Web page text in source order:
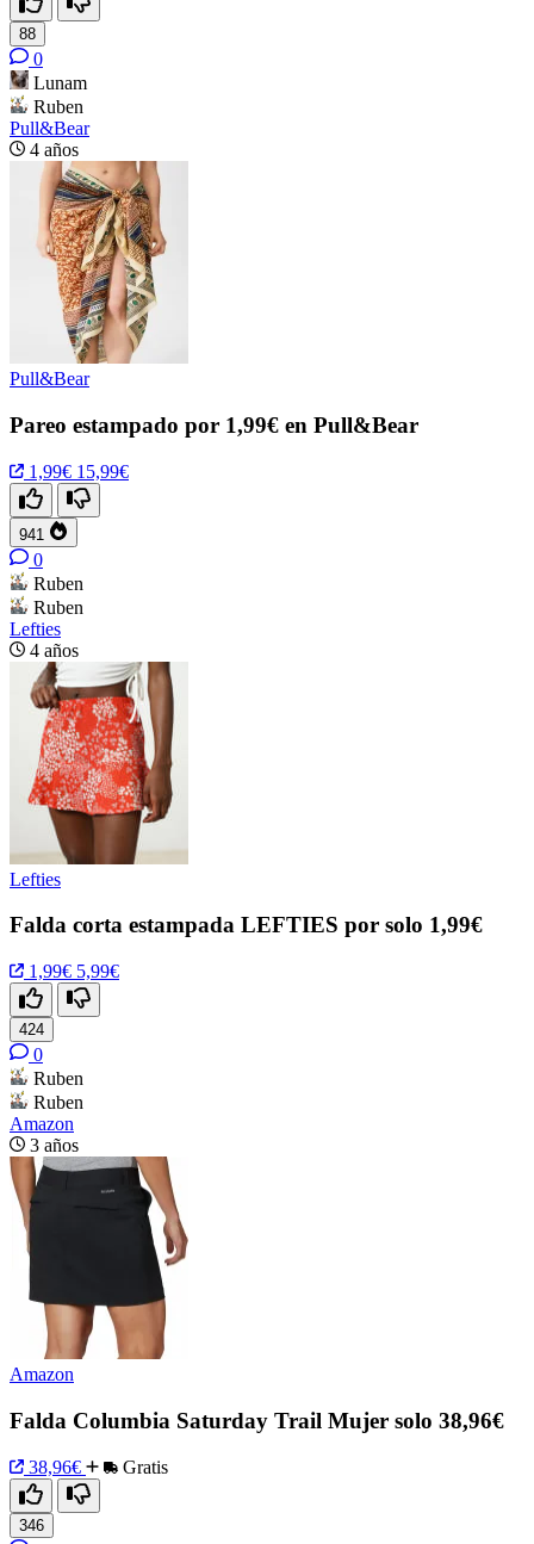
88
0
Lunam
Ruben
Pull&Bear
4 años
Pull&Bear
Pareo estampado por 1,99€ en Pull&Bear
1,99€ 15,99€
941
0
Ruben
Ruben
Lefties
4 años
Lefties
Falda corta estampada LEFTIES por solo 1,99€
1,99€ 5,99€
424
0
Ruben
Ruben
Amazon
3 años
Amazon
Falda Columbia Saturday Trail Mujer solo 38,96€
38,96€ Gratis
346